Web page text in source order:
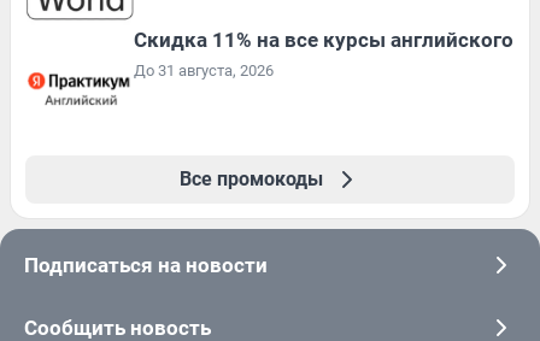
Скидка 11% на все курсы английского
До 31 августа, 2026
Все промокоды
Подписаться на новости
Сообщить новость